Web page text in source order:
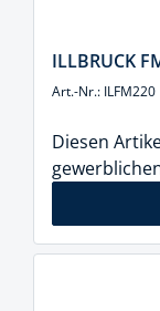
ILLBRUCK
Art.-Nr.: ILFM220
Diesen